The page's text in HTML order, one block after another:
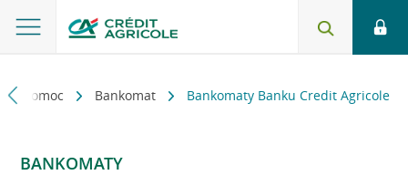
i pomoc Bankomat Bankomaty Banku Credit Agricole
BANKOMATY